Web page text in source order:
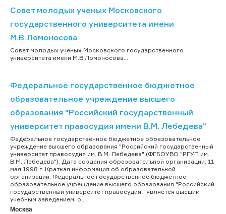
Совет молодых ученых Московского
государственного университета имени
М.В.Ломоносова
Совет молодых ученых Московского государственного
университета имени М.В.Ломоносова...
Федеральное государственное бюджетное
образовательное учреждение высшего
образования "Российский государственный
университет правосудия имени В.М. Лебедева"
Федеральное государственное бюджетное образовательное
учреждение высшего образования "Российский государственный
университет правосудия им. В.М. Лебедева" (ФГБОУВО "РГУП им.
В.М. Лебедева"). Дата создания образовательной организации: 11
мая 1998 г. Краткая информация об образовательной
организации: Федеральное государственное бюджетное
образовательное учреждение высшего образования "Российский
государственный университет правосудия", является высшим
учебным заведением, о...
Москва